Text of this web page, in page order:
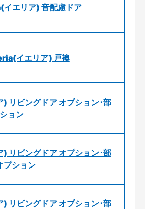
エリア) 音配慮ドア
イエリア) 戸襖
リビングドア オプション･部
ョン
リビングドア オプション･部
プション
リビングドア オプション･部